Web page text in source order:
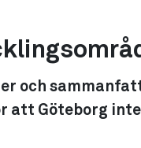
och
att Göteborg